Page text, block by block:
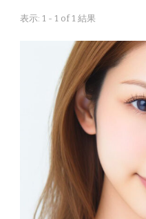
表示: 1 - 1 of 1 結果